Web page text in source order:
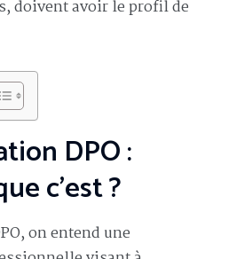
doivent avoir le profil de
DPO :
c’est ?
on entend une